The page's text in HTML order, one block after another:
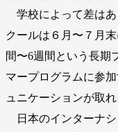
学校によって差はあ
クールは６月〜７月
間〜6週間という長期
マープログラムに参
ュニケーションが取
日本のインターナシ